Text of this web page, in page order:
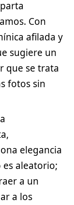
Con
afilada y
sugiere un
que se trata
fotos sin
elegancia
aleatorio;
a un
a los